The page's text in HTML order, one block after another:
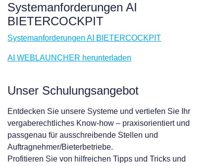
Systemanforderungen AI
BIETERCOCKPIT
Systemanforderungen AI BIETERCOCKPIT
AI WEBLAUNCHER herunterladen
Unser Schulungsangebot
Entdecken Sie unsere Systeme und vertiefen Sie Ihr
vergaberechtliches Know-how – praxisorientiert und
passgenau für ausschreibende Stellen und
Auftragnehmer/Bieterbetriebe.
Profitieren Sie von hilfreichen Tipps und Tricks und